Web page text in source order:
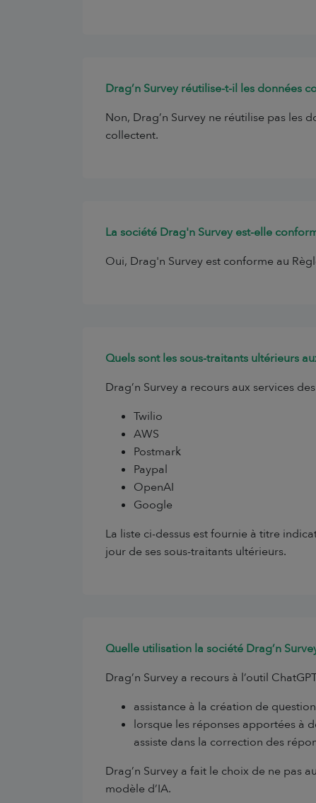
Drag’n Survey réutilise-t-il les données
Non, Drag’n Survey ne réutilise pas les
collectent.
La société Drag'n Survey est-elle
Oui, Drag'n Survey est conforme au
Quels sont les sous-traitants ultérieurs
Drag’n Survey a recours aux services
Twilio
AWS
Postmark
Paypal
OpenAI
Google
La liste ci-dessus est fournie à titre
jour de ses sous-traitants ultérieurs.
Quelle utilisation la société Drag’n
Drag’n Survey a recours à l’outil
assistance à la création de
lorsque les réponses apportées à
assiste dans la correction des
Drag’n Survey a fait le choix de ne pas
modèle d’IA.